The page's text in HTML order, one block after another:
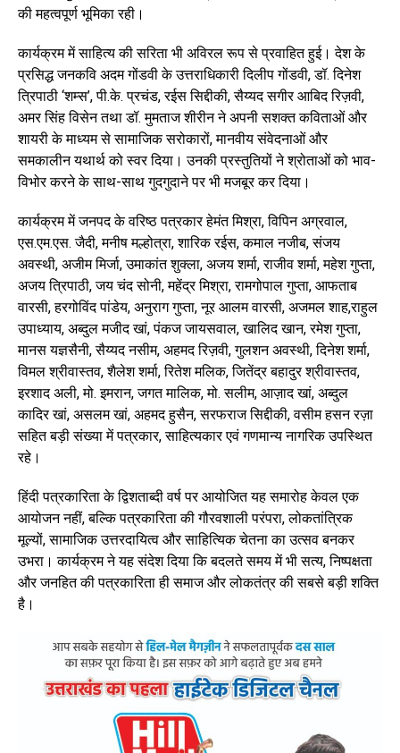
की महत्वपूर्ण भूमिका रही।
कार्यक्रम में साहित्य की सरिता भी अविरल रूप से प्रवाहित हुई। देश के
प्रसिद्ध जनकवि अदम गोंडवी के उत्तराधिकारी दिलीप गोंडवी, डॉ. दिनेश
त्रिपाठी ‘शम्स’, पी.के. प्रचंड, रईस सिद्दीकी, सैय्यद सगीर आबिद रिज़वी,
अमर सिंह विसेन तथा डॉ. मुमताज शीरीन ने अपनी सशक्त कविताओं और
शायरी के माध्यम से सामाजिक सरोकारों, मानवीय संवेदनाओं और
समकालीन यथार्थ को स्वर दिया। उनकी प्रस्तुतियों ने श्रोताओं को भाव-
विभोर करने के साथ-साथ गुदगुदाने पर भी मजबूर कर दिया।
कार्यक्रम में जनपद के वरिष्ठ पत्रकार हेमंत मिश्रा, विपिन अग्रवाल,
एस.एम.एस. जैदी, मनीष मल्होत्रा, शारिक रईस, कमाल नजीब, संजय
अवस्थी, अजीम मिर्जा, उमाकांत शुक्ला, अजय शर्मा, राजीव शर्मा, महेश गुप्ता,
अजय त्रिपाठी, जय चंद सोनी, महेंद्र मिश्रा, रामगोपाल गुप्ता, आफताब
वारसी, हरगोविंद पांडेय, अनुराग गुप्ता, नूर आलम वारसी, अजमल शाह,राहुल
उपाध्याय, अब्दुल मजीद खां, पंकज जायसवाल, खालिद खान, रमेश गुप्ता,
मानस यज्ञसैनी, सैय्यद नसीम, अहमद रिज़वी, गुलशन अवस्थी, दिनेश शर्मा,
विमल श्रीवास्तव, शैलेश शर्मा, रितेश मलिक, जितेंद्र बहादुर श्रीवास्तव,
इरशाद अली, मो. इमरान, जगत मालिक, मो. सलीम, आज़ाद खां, अब्दुल
कादिर खां, असलम खां, अहमद हुसैन, सरफराज सिद्दीकी, वसीम हसन रज़ा
सहित बड़ी संख्या में पत्रकार, साहित्यकार एवं गणमान्य नागरिक उपस्थित
रहे।
हिंदी पत्रकारिता के द्विशताब्दी वर्ष पर आयोजित यह समारोह केवल एक
आयोजन नहीं, बल्कि पत्रकारिता की गौरवशाली परंपरा, लोकतांत्रिक
मूल्यों, सामाजिक उत्तरदायित्व और साहित्यिक चेतना का उत्सव बनकर
उभरा। कार्यक्रम ने यह संदेश दिया कि बदलते समय में भी सत्य, निष्पक्षता
और जनहित की पत्रकारिता ही समाज और लोकतंत्र की सबसे बड़ी शक्ति
है।